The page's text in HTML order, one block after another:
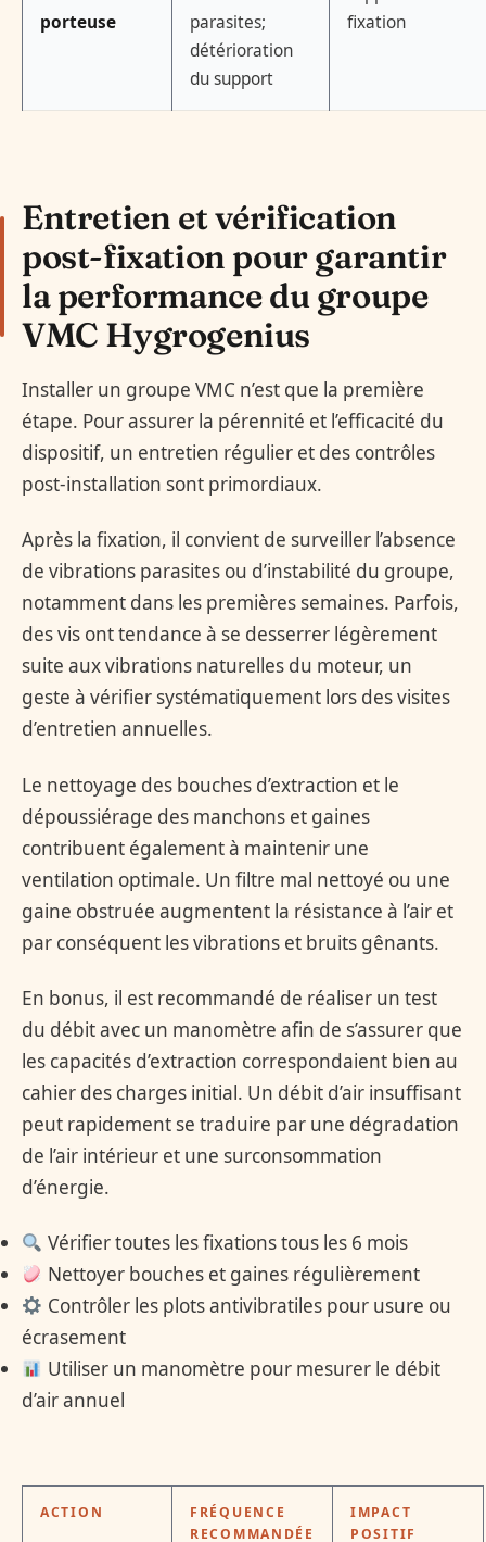
porteuse
parasites;
détérioration
du support
fixation
Entretien et vérification
post-fixation pour garantir
la performance du groupe
VMC Hygrogenius
Installer un groupe VMC n’est que la première
étape. Pour assurer la pérennité et l’efficacité du
dispositif, un entretien régulier et des contrôles
post-installation sont primordiaux.
Après la fixation, il convient de surveiller l’absence
de vibrations parasites ou d’instabilité du groupe,
notamment dans les premières semaines. Parfois,
des vis ont tendance à se desserrer légèrement
suite aux vibrations naturelles du moteur, un
geste à vérifier systématiquement lors des visites
d’entretien annuelles.
Le nettoyage des bouches d’extraction et le
dépoussiérage des manchons et gaines
contribuent également à maintenir une
ventilation optimale. Un filtre mal nettoyé ou une
gaine obstruée augmentent la résistance à l’air et
par conséquent les vibrations et bruits gênants.
En bonus, il est recommandé de réaliser un test
du débit avec un manomètre afin de s’assurer que
les capacités d’extraction correspondaient bien au
cahier des charges initial. Un débit d’air insuffisant
peut rapidement se traduire par une dégradation
de l’air intérieur et une surconsommation
d’énergie.
Vérifier toutes les fixations tous les 6 mois
Nettoyer bouches et gaines régulièrement
Contrôler les plots antivibratiles pour usure ou
écrasement
Utiliser un manomètre pour mesurer le débit
d’air annuel
ACTION
FRÉQUENCE
RECOMMANDÉE
IMPACT
POSITIF